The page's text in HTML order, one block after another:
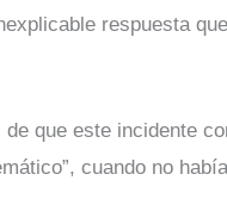
respuesta
que este incidente
cuando no